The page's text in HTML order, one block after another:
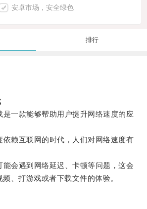
安卓市场，安全绿色
排行
一款能够帮助用户提升网络速度的应
赖互联网的时代，人们对网络速度有
会遇到网络延迟、卡顿等问题，这会
、打游戏或者下载文件的体验。